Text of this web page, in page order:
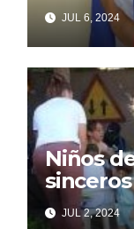
JUL 6, 2024
Niños
JUL 2, 2024